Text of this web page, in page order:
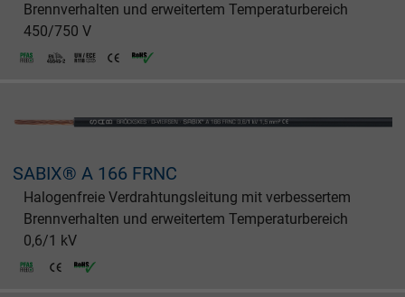
Brennverhalten und erweitertem Temperaturbereich
450/750 V
SABIX® A 166 FRNC
Halogenfreie Verdrahtungsleitung mit verbessertem
Brennverhalten und erweitertem Temperaturbereich
0,6/1 kV